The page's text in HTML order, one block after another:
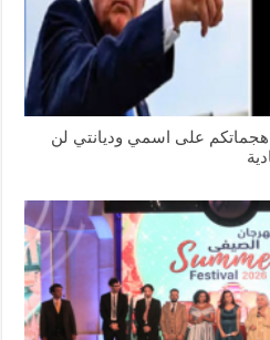
هجماتكم على اسمي وديانتي لن